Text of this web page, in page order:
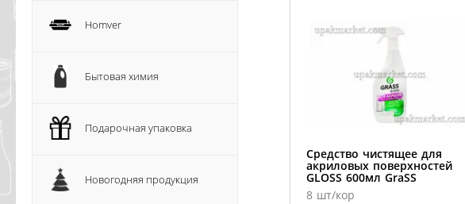
Homver
Бытовая химия
Подарочная упаковка
Новогодняя продукция
Средство чистящее для
акриловых поверхностей
GLOSS 600мл GraSS
8 шт/кор